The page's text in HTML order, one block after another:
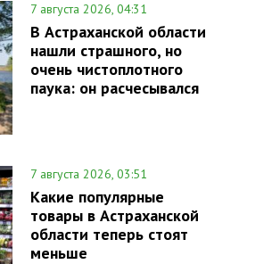
7 августа 2026, 04:31
В Астраханской области
нашли страшного, но
очень чистоплотного
паука: он расчесывался
7 августа 2026, 03:51
Какие популярные
товары в Астраханской
области теперь стоят
меньше